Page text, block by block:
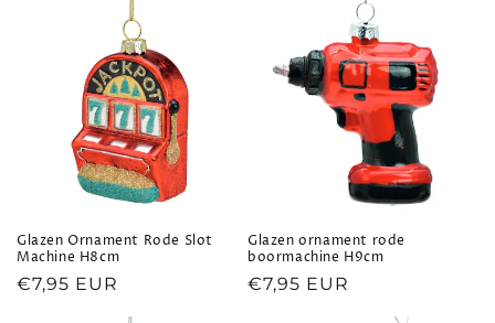
Glazen Ornament Rode Slot
Machine H8cm
Normale
€7,95 EUR
Glazen ornament rode
boormachine H9cm
Normale
€7,95 EUR